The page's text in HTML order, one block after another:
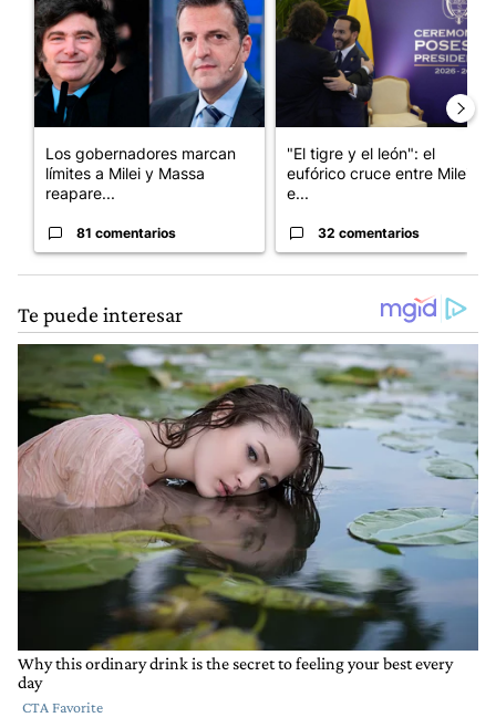
Los gobernadores marcan
límites a Milei y Massa
reapare...
81 comentarios
"El tigre y el león": el
eufórico cruce entre Milei y
e...
32 comentarios